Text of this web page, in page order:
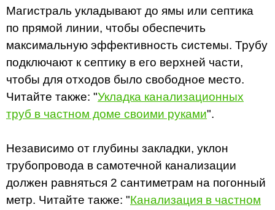
Магистраль укладывают до ямы или септика
по прямой линии, чтобы обеспечить
максимальную эффективность системы. Трубу
подключают к септику в его верхней части,
чтобы для отходов было свободное место.
Читайте также: "Укладка канализационных
труб в частном доме своими руками".
Независимо от глубины закладки, уклон
трубопровода в самотечной канализации
должен равняться 2 сантиметрам на погонный
метр. Читайте также: "Канализация в частном